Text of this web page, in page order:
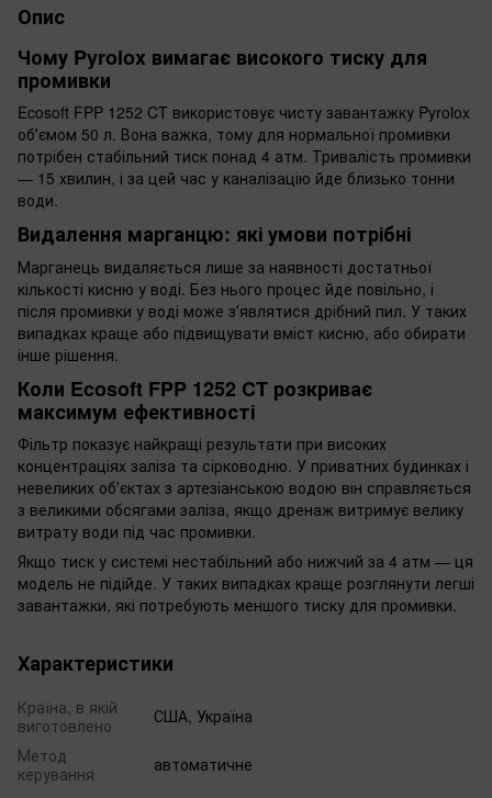
Опис
Чому Pyrolox вимагає високого тиску для
промивки
Ecosoft FPP 1252 CT використовує чисту завантажку Pyrolox
обʼємом 50 л. Вона важка, тому для нормальної промивки
потрібен стабільний тиск понад 4 атм. Тривалість промивки
— 15 хвилин, і за цей час у каналізацію йде близько тонни
води.
Видалення марганцю: які умови потрібні
Марганець видаляється лише за наявності достатньої
кількості кисню у воді. Без нього процес йде повільно, і
після промивки у воді може зʼявлятися дрібний пил. У таких
випадках краще або підвищувати вміст кисню, або обирати
інше рішення.
Коли Ecosoft FPP 1252 CT розкриває
максимум ефективності
Фільтр показує найкращі результати при високих
концентраціях заліза та сірководню. У приватних будинках і
невеликих обʼєктах з артезіанською водою він справляється
з великими обсягами заліза, якщо дренаж витримує велику
витрату води під час промивки.
Якщо тиск у системі нестабільний або нижчий за 4 атм — ця
модель не підійде. У таких випадках краще розглянути легші
завантажки, які потребують меншого тиску для промивки.
Характеристики
Країна, в якій
виготовлено
США, Україна
Метод
керування
автоматичне